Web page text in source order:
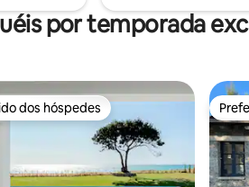
de cabelo, ferro de passar
fumo por temporada
preferidos dos hóspedes
dos hóspedes